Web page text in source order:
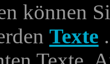
können
Texte